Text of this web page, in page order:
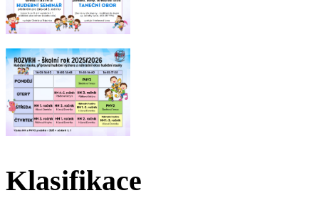
Klasifikace